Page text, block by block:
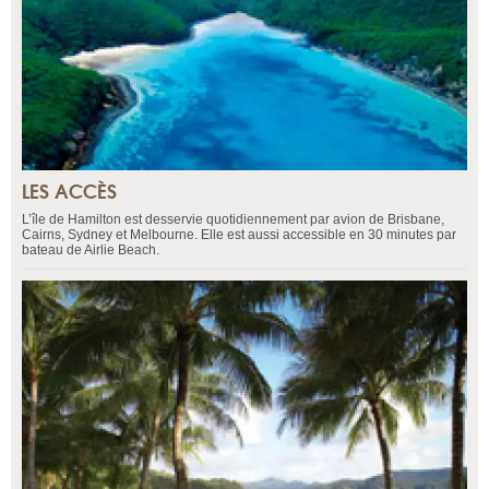
LES ACCÈS
L’île de Hamilton est desservie quotidiennement par avion de Brisbane,
Cairns, Sydney et Melbourne. Elle est aussi accessible en 30 minutes par
bateau de Airlie Beach.